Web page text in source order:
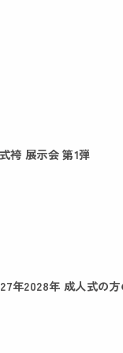
袴 展示会 第1弾
年2028年 成人式の方